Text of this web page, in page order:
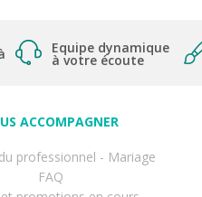
Equipe dynamique
à votre écoute
ACCOMPAGNER
professionnel - Mariage
FAQ